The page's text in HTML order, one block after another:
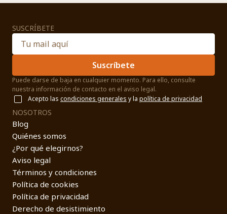
SUSCRÍBETE
Suscríbete
Puede darse de baja en cualquier momento. Para ello, consulte
nuestra información de contacto en el aviso legal.
Acepto las condiciones generales y la política de privacidad
NOSOTROS
Blog
Quiénes somos
¿Por qué elegirnos?
Aviso legal
Términos y condiciones
Política de cookies
Política de privacidad
Derecho de desistimiento